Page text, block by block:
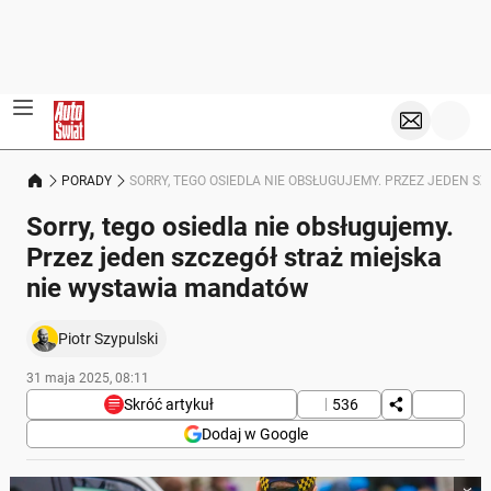
PORADY SORRY, TEGO OSIEDLA NIE OBSŁUGUJEMY. PRZEZ JEDEN
Sorry, tego osiedla nie obsługujemy.
Przez jeden szczegół straż miejska
nie wystawia mandatów
Piotr Szypulski
31 maja 2025, 08:11
Skróć artykuł
536
Dodaj w Google